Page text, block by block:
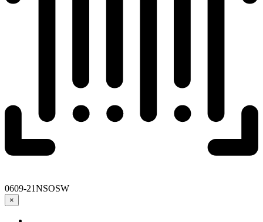
0609-21NSOSW
×